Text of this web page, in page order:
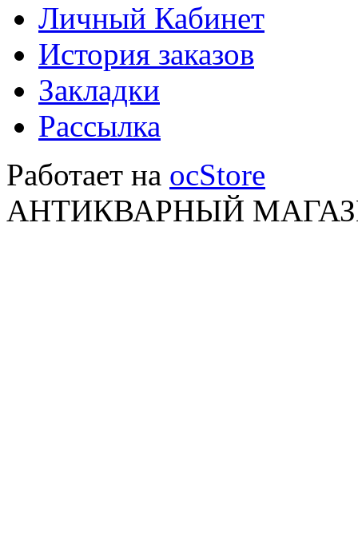
Личный Кабинет
История заказов
Закладки
Рассылка
Работает на ocStore
АНТИКВАРНЫЙ